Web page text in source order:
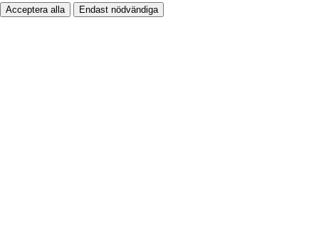
Acceptera alla Endast nödvändiga